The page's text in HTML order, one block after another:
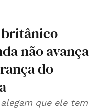
britânico
não avança
do
que ele tem